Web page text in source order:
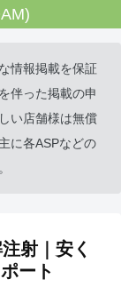
情報掲載を保証
伴った掲載の申
い店舗様は無償
に各ASPなどの
射｜安く
ート